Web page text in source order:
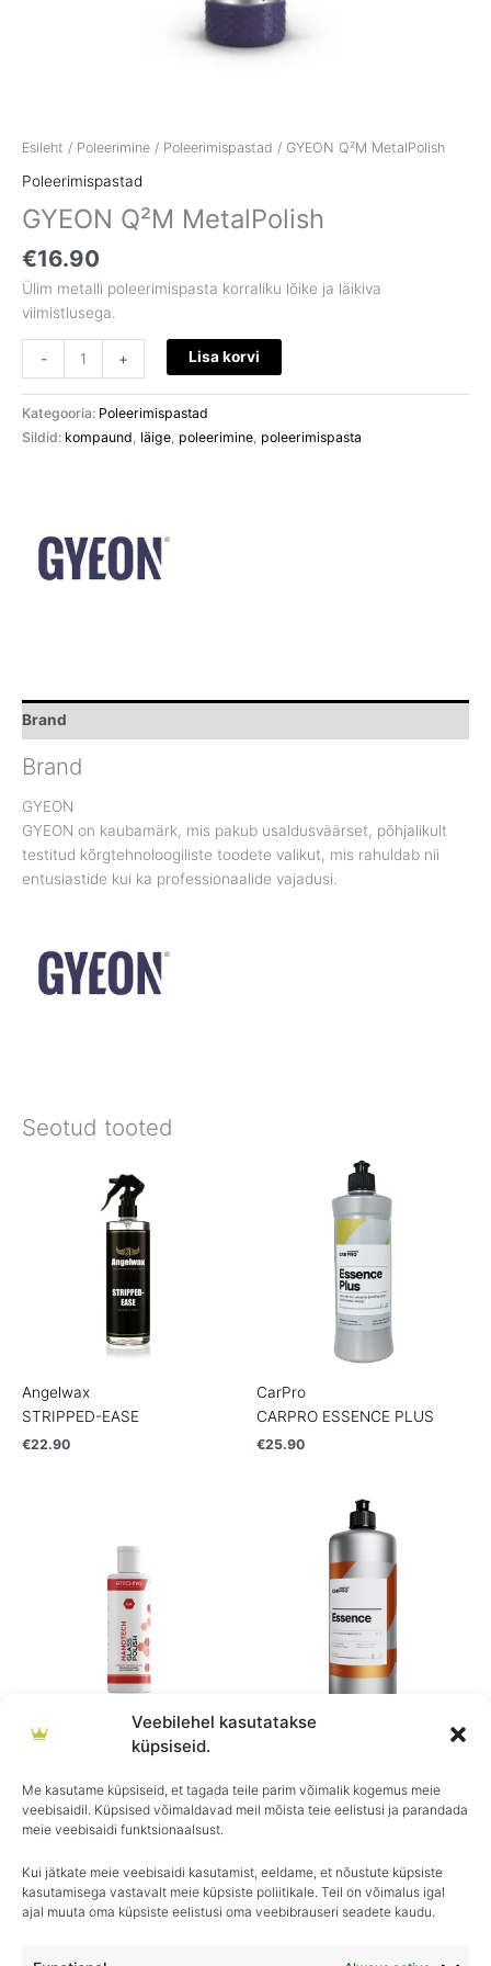
Veebilehel kasutatakse
küpsiseid.
Me kasutame küpsiseid, et tagada teile parim võimalik kogemus meie
veebisaidil. Küpsised võimaldavad meil mõista teie eelistusi ja parandada
meie veebisaidi funktsionaalsust.
Kui jätkate meie veebisaidi kasutamist, eeldame, et nõustute küpsiste
kasutamisega vastavalt meie küpsiste poliitikale. Teil on võimalus igal
ajal muuta oma küpsiste eelistusi oma veebibrauseri seadete kaudu.
Esileht / Poleerimine / Poleerimispastad / GYEON Q²M MetalPolish
Poleerimispastad
GYEON Q²M MetalPolish
€16.90
Ülim metalli poleerimispasta korraliku lõike ja läikiva
viimistlusega.
- + Lisa korvi
Kategooria: Poleerimispastad
Sildid: kompaund, läige, poleerimine, poleerimispasta
Brand
Brand
GYEON
GYEON on kaubamärk, mis pakub usaldusväärset, põhjalikult
testitud kõrgtehnoloogiliste toodete valikut, mis rahuldab nii
entusiastide kui ka professionaalide vajadusi.
Seotud tooted
Angelwax
STRIPPED-EASE
€22.90
CarPro
CARPRO ESSENCE PLUS
€25.90
Gtechniq
GTECHNIQ G4 Nanotech
Glass Polish
€13.90
CarPro
€22.90
Igapäevane hooldus, ületamatu sära–